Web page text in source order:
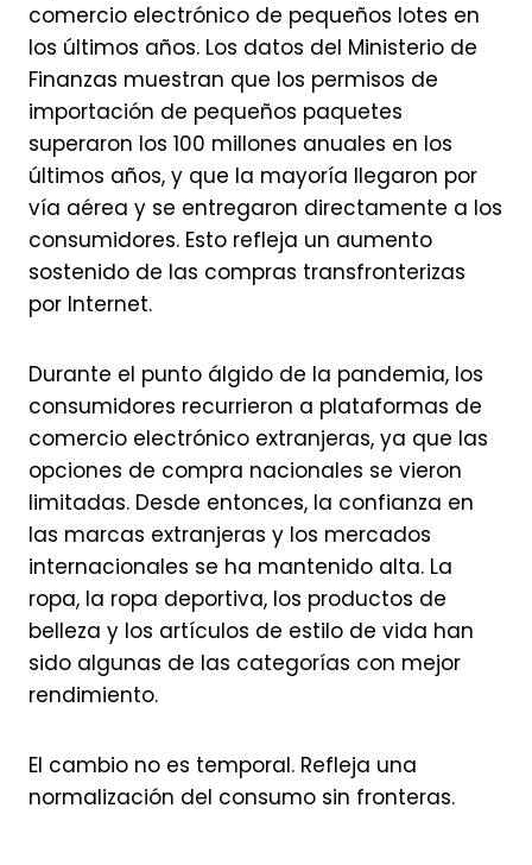
comercio electrónico de pequeños lotes en
los últimos años. Los datos del Ministerio de
Finanzas muestran que los permisos de
importación de pequeños paquetes
superaron los 100 millones anuales en los
últimos años, y que la mayoría llegaron por
vía aérea y se entregaron directamente a los
consumidores. Esto refleja un aumento
sostenido de las compras transfronterizas
por Internet.
Durante el punto álgido de la pandemia, los
consumidores recurrieron a plataformas de
comercio electrónico extranjeras, ya que las
opciones de compra nacionales se vieron
limitadas. Desde entonces, la confianza en
las marcas extranjeras y los mercados
internacionales se ha mantenido alta. La
ropa, la ropa deportiva, los productos de
belleza y los artículos de estilo de vida han
sido algunas de las categorías con mejor
rendimiento.
El cambio no es temporal. Refleja una
normalización del consumo sin fronteras.